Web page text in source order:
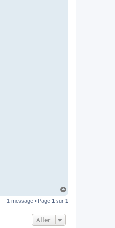
u
1 message • Page 1 sur 1
Aller